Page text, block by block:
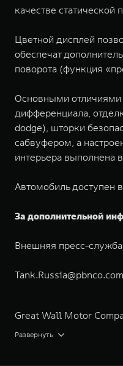
качестве статической
Цветной дисплей
обеспечат
поворота (функция
Основными отличиями
дифференциала,
dodge), шторки
сабвуфером, а
интерьера выполнена
Автомобиль доступен
За дополнительной
Внешняя пресс-
Tank.Russia@pbnco.com
Great Wall Motor
экологичном
Развернуть